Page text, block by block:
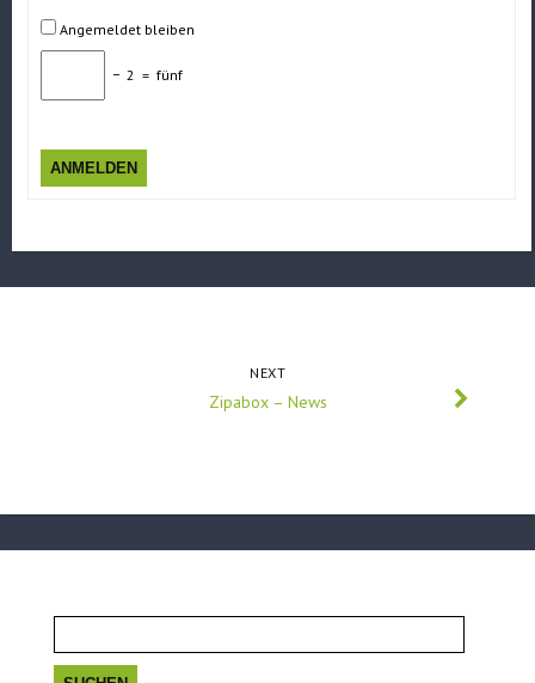
Angemeldet bleiben
− 2 = fünf
ANMELDEN
NEXT
Zipabox – News
nach: